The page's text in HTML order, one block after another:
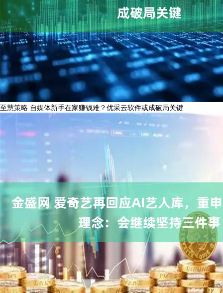
至慧策略 自媒体新手在家赚钱难？优采云软件或成破局关键